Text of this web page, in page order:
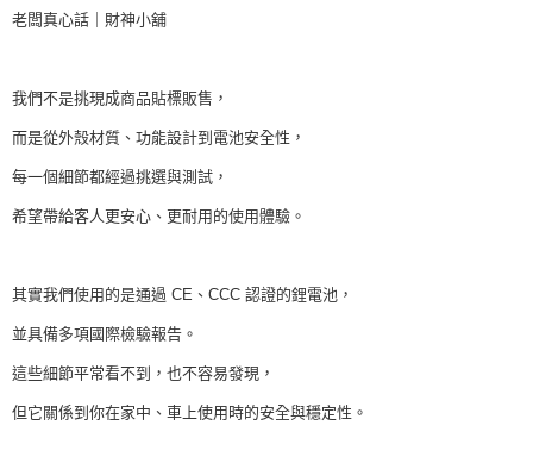
老闆真心話｜財神小舖
我們不是挑現成商品貼標販售，
而是從外殼材質、功能設計到電池安全性，
每一個細節都經過挑選與測試，
希望帶給客人更安心、更耐用的使用體驗。
其實我們使用的是通過 CE、CCC 認證的鋰電池，
並具備多項國際檢驗報告。
這些細節平常看不到，也不容易發現，
但它關係到你在家中、車上使用時的安全與穩定性。